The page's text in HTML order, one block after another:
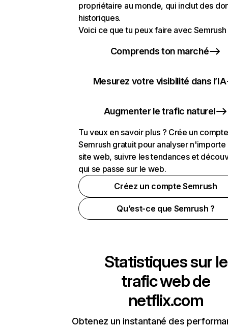
propriétaire au monde, qui inclut des
historiques.
Voici ce que tu peux faire avec Semrush
Comprends ton marché
Mesurez votre visibilité dans l’IA
Augmenter le trafic naturel
Tu veux en savoir plus ? Crée un compte
Semrush gratuit pour analyser n'importe
site web, suivre les tendances et
qui se passe sur le web.
Créez un compte Semrush
Qu’est-ce que Semrush ?
Statistiques sur le
trafic web de
netflix.com
Obtenez un instantané des